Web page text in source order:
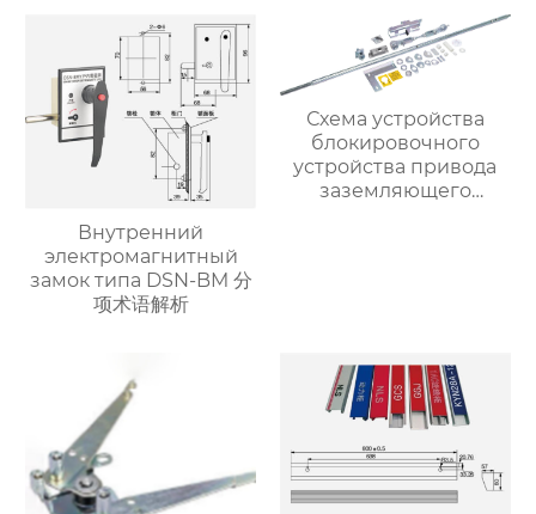
механизма)
5HG.363.010.3
(вариант с
центральной
блокировкой и задней
изолирующей
штангой) 5HG.363.010.2
Внутренний
электромагнитный
замок типа DSN-BM 分
项术语解析
Схема устройства
блокировочного
устройства привода
заземляющего